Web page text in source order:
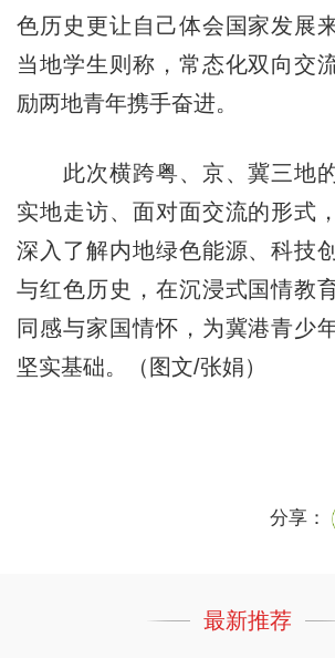
色历史更让自己体会国家发展
当地学生则称，常态化双向交
励两地青年携手奋进。
此次横跨粤、京、冀三地的
实地走访、面对面交流的形式
深入了解内地绿色能源、科技
与红色历史，在沉浸式国情教
同感与家国情怀，为冀港青少
坚实基础。（图文/张娟）
分享：
最新推荐